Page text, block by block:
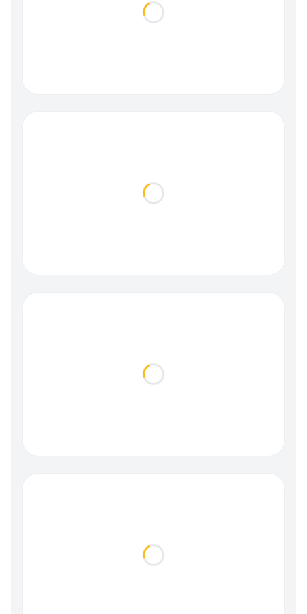
Loading...
Loading...
Loading...
Loading...